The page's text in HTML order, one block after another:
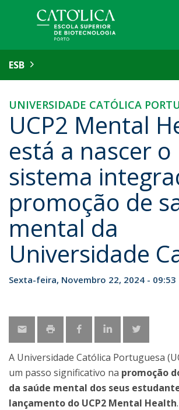
ESB
UNIVERSIDADE CATÓLICA
UCP2 Mental
está a nascer o
sistema
promoção de
mental da
Universidade
Sexta-feira, Novembro 22, 2024 - 09:53
A Universidade Católica Portuguesa
um passo significativo na promoção
da saúde mental dos seus
lançamento do UCP2 Mental Health